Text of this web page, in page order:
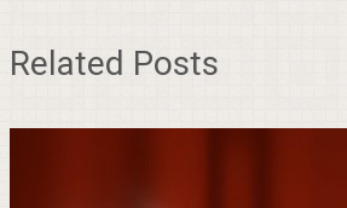
Related Posts